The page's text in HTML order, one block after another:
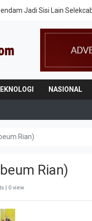
Jadi Sisi Lain
NASIONAL
Rian)
Rian)
| 0 view